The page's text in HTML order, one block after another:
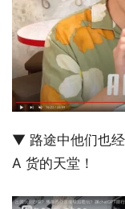
▼ 路途中他们也
A 货的天堂！